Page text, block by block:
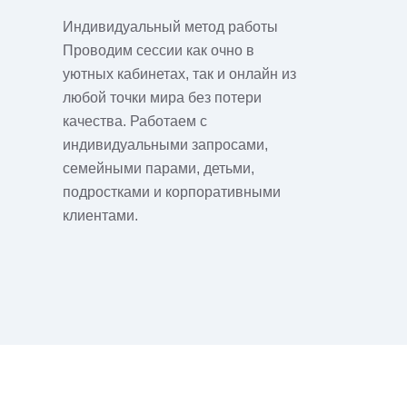
Индивидуальный метод работы
Проводим сессии как очно в
уютных кабинетах, так и онлайн из
любой точки мира без потери
качества. Работаем с
индивидуальными запросами,
семейными парами, детьми,
подростками и корпоративными
клиентами.